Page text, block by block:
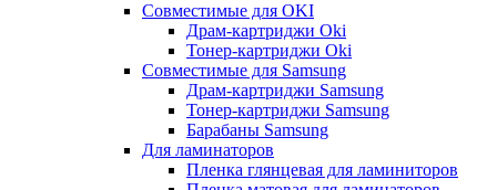
Совместимые для OKI
Драм-картриджи Oki
Тонер-картриджи Oki
Совместимые для Samsung
Драм-картриджи Samsung
Тонер-картриджи Samsung
Барабаны Samsung
Для ламинаторов
Пленка глянцевая для ламиниторов